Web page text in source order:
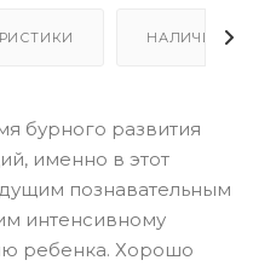
НАЛИЧИЕ
бурного развития
именно в этот
познавательным
интенсивному
ребенка. Хорошо